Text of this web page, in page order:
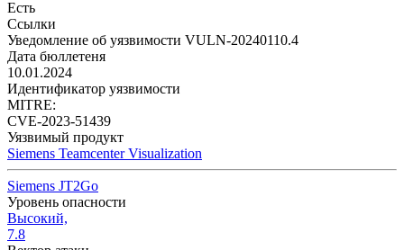
Есть
Ссылки
Уведомление об уязвимости VULN-20240110.4
Дата бюллетеня
10.01.2024
Идентификатор уязвимости
MITRE:
CVE-2023-51439
Уязвимый продукт
Siemens Teamcenter Visualization
Siemens JT2Go
Уровень опасности
Высокий,
7.8